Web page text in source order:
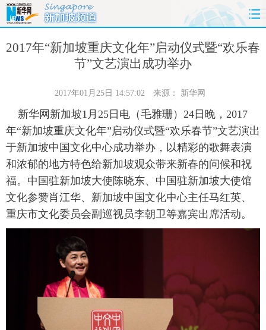
首页 时政 国际 财经
港澳 台湾 华人 汽车
科技 能源 房产 公司
图片 视频 彩票 食品
富媒体 摄影 新华广播
新华电视中文 新华电视英文 返回PC
2017年“新加坡重庆文化年”启动仪式暨“欢乐春
节”文艺演出成功举办
2017年01月25日 14:57:02 来源： 新华网
新华网新加坡1月25日电（毛雅珊）24日晚，2017
年“新加坡重庆文化年”启动仪式暨“欢乐春节”文艺演出
于新加坡中国文化中心成功举办，以精彩的歌舞表演
和浓郁的地方特色给新加坡观众带来新春的问候和祝
福。中国驻新加坡大使陈晓东、中国驻新加坡大使馆
文化参赞肖江华、新加坡中国文化中心主任马红英、
重庆市文化委员会副巡视员李朝卫等嘉宾出席活动。